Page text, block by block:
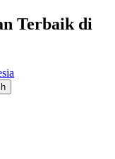
Terbaik di